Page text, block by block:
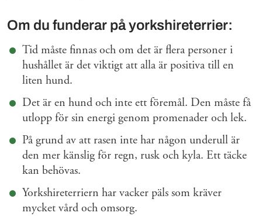
Om du funderar på yorkshireterrier:
Tid måste finnas och om det är flera personer i
hushållet är det viktigt att alla är positiva till en
liten hund.
Det är en hund och inte ett föremål. Den måste få
utlopp för sin energi genom promenader och lek.
På grund av att rasen inte har någon underull är
den mer känslig för regn, rusk och kyla. Ett täcke
kan behövas.
Yorkshireterriern har vacker päls som kräver
mycket vård och omsorg.